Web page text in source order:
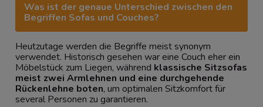
Was ist der genaue Unterschied zwischen den
Begriffen Sofas und Couches?
Heutzutage werden die Begriffe meist synonym
verwendet. Historisch gesehen war eine Couch eher ein
Möbelstück zum Liegen, während klassische Sitzsofas
meist zwei Armlehnen und eine durchgehende
Rückenlehne boten, um optimalen Sitzkomfort für
several Personen zu garantieren.